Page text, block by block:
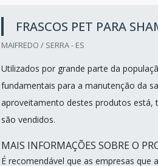
FRASCOS PET PARA
MAIFREDO / SERRA - ES
Utilizados por grande parte da
fundamentais para a manutenção da
aproveitamento destes produtos está,
são vendidos.
MAIS INFORMAÇÕES SOBRE O
É recomendável que as empresas que